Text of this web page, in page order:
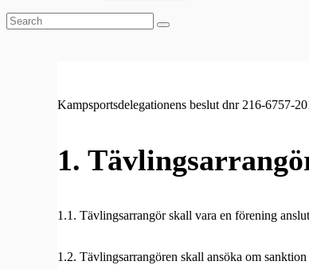
Kampsportsdelegationens beslut dnr 216-6757-
1.
1.1. Tävlingsarrangör skall vara en förening
1.2. Tävlingsarrangören skall ansöka om